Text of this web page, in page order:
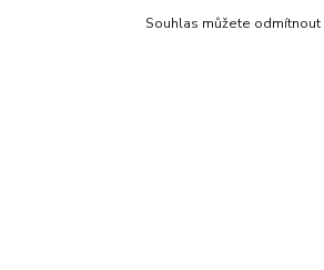
Souhlas můžete odmítnout